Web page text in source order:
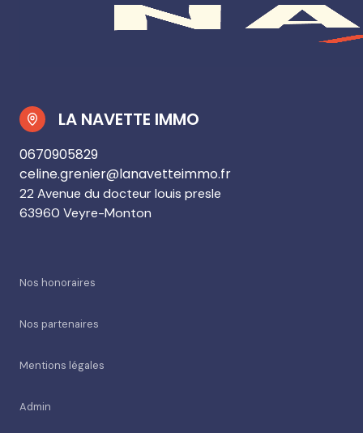
LA NAVETTE IMMO
0670905829
celine.grenier@lanavetteimmo.fr
22 Avenue du docteur louis presle
63960 Veyre-Monton
Nos honoraires
Nos partenaires
Mentions légales
Admin